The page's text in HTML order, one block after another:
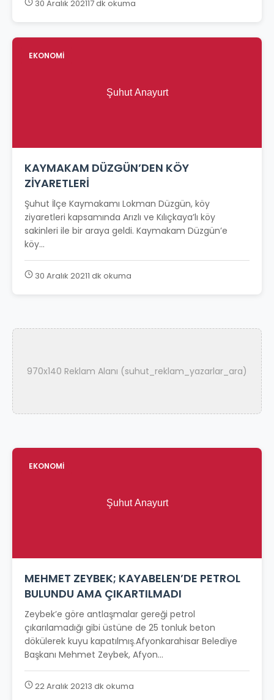
30 Aralık 202117 dk okuma
EKONOMİ
KAYMAKAM DÜZGÜN’DEN KÖY
ZİYARETLERİ
Şuhut İlçe Kaymakamı Lokman Düzgün, köy
ziyaretleri kapsamında Arızlı ve Kılıçkaya’lı köy
sakinleri ile bir araya geldi. Kaymakam Düzgün’e
köy...
30 Aralık 20211 dk okuma
970x140 Reklam Alanı (suhut_reklam_yazarlar_ara)
EKONOMİ
MEHMET ZEYBEK; KAYABELEN’DE PETROL
BULUNDU AMA ÇIKARTILMADI
Zeybek’e göre antlaşmalar gereği petrol
çıkarılamadığı gibi üstüne de 25 tonluk beton
dökülerek kuyu kapatılmış.Afyonkarahisar Belediye
Başkanı Mehmet Zeybek, Afyon...
22 Aralık 20213 dk okuma